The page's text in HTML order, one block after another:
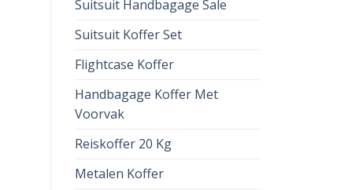
Suitsuit Handbagage Sale
Suitsuit Koffer Set
Flightcase Koffer
Handbagage Koffer Met
Voorvak
Reiskoffer 20 Kg
Metalen Koffer